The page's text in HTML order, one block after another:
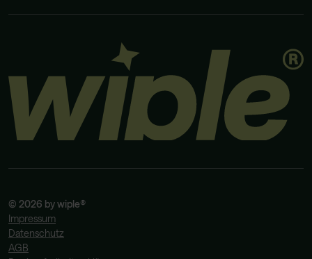
© 2026 by wiple®
Impressum
Datenschutz
AGB